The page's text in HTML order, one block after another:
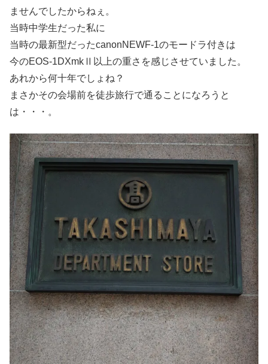
ませんでしたからねぇ。
当時中学生だった私に
当時の最新型だったcanonNEWF-1のモードラ付きは
今のEOS-1DXmkⅡ以上の重さを感じさせていました。
あれから何十年でしょね？
まさかその会場前を徒歩旅行で通ることになろうと
は・・・。